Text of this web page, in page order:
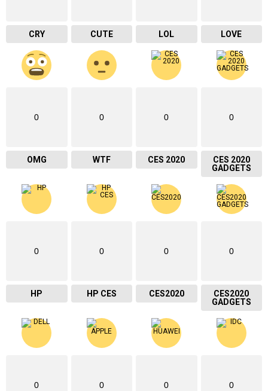
CRY CUTE LOL LOVE
0
OMG
0
WTF
0
CES 2020
0
CES 2020
GADGETS
0
HP
0
HP CES
0
CES2020
0
CES2020
GADGETS
0 0 0 0